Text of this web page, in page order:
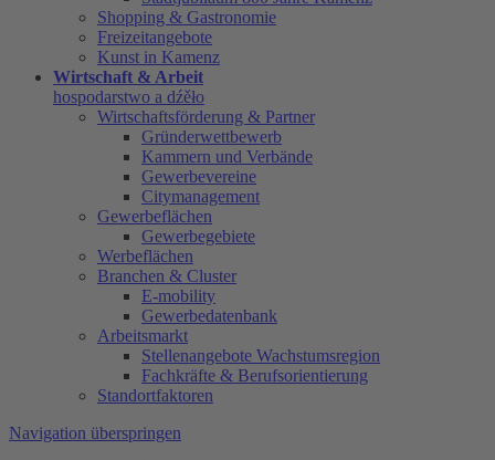
Shopping & Gastronomie
Freizeitangebote
Kunst in Kamenz
Wirtschaft & Arbeit
hospodarstwo a dźěło
Wirtschaftsförderung & Partner
Gründerwettbewerb
Kammern und Verbände
Gewerbevereine
Citymanagement
Gewerbeflächen
Gewerbegebiete
Werbeflächen
Branchen & Cluster
E-mobility
Gewerbedatenbank
Arbeitsmarkt
Stellenangebote Wachstumsregion
Fachkräfte & Berufsorientierung
Standortfaktoren
Navigation überspringen